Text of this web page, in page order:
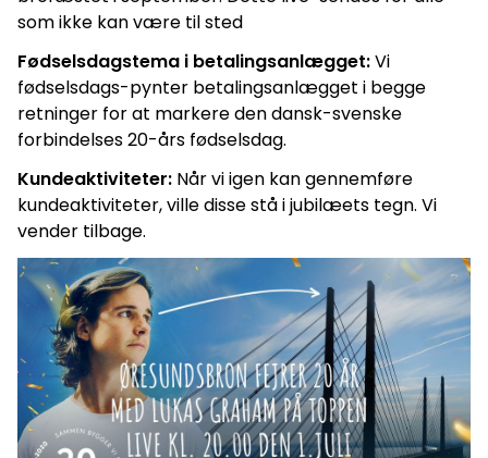
som ikke kan være til sted
Fødselsdagstema i betalingsanlægget:Vi
fødselsdags-pynter betalingsanlægget i begge
retninger for at markere den dansk-svenske
forbindelses 20-års fødselsdag.
Kundeaktiviteter: Når vi igen kan gennemføre
kundeaktiviteter, ville disse stå i jubilæets tegn. Vi
vender tilbage.